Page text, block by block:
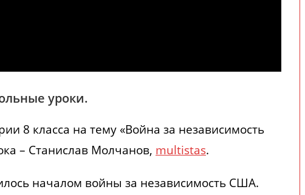
уроки.
8 класса на тему «Война за независимость
– Станислав Молчанов, multistas.
началом войны за независимость США.